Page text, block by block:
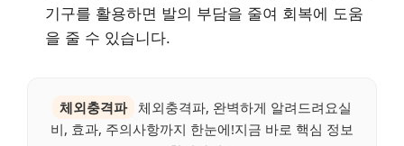
기구를 활용하면 발의 부담을 줄여 회복에 도움
을 줄 수 있습니다.
체외충격파 체외충격파, 완벽하게 알려드려요실
비, 효과, 주의사항까지 한눈에!지금 바로 핵심 정보